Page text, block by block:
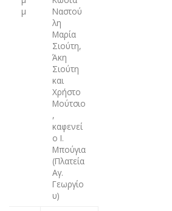
μ
Ναστού
λη
Μαρία
Σιούτη,
Άκη
Σιούτη
και
Χρήστο
Μούτσιο
,
καφενεί
ο Ι.
Μπούγια
(Πλατεία
Αγ.
Γεωργίο
υ)